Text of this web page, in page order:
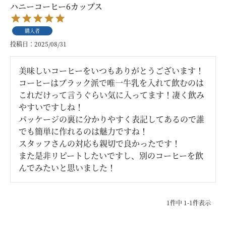
ハニーコーヒー6カップス
購入者
投稿日 2025/08/31
美味しいコーヒーをいつもありがとうございます！
コーヒーはブラック派で唯一牛乳を入れて飲むのは
これだけって言うぐらい気に入ってます！凄く飲み
やすいですしね！
パッケージの裏に分かりやすく表記してあるので誰
でも簡単に作れるのは魅力ですね！
スタッフさんの対応も親切で良かったです！
また是非リピートしたいですし、別のコーヒーを飲
んでみたいと思いました！
1件中 1-1件表示